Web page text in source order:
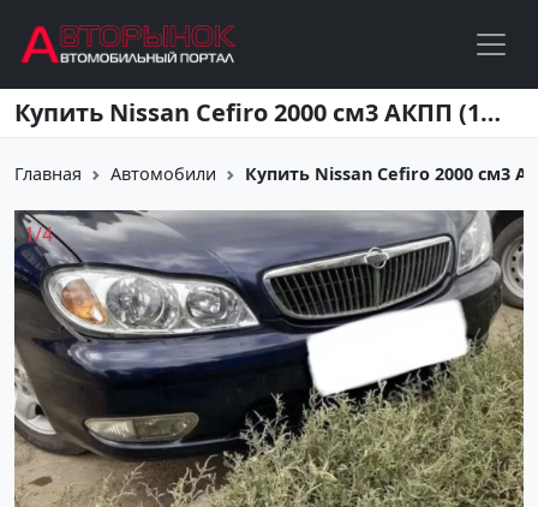
Перейти к основному содержанию Купить Nissan Cefiro 2000 см3 АКПП (155 л.с.) Бензин инжектор в Варениковская : цвет Синий Седан 2001 года по цене 360000 рублей, объявление №22239 на сайте Авторынок23
Главная Автомобили Купить Nissan Cefiro 2000 см3
1/4